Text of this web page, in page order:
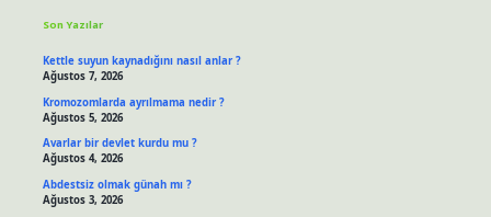
Son Yazılar
Kettle suyun kaynadığını nasıl anlar ?
Ağustos 7, 2026
Kromozomlarda ayrılmama nedir ?
Ağustos 5, 2026
Avarlar bir devlet kurdu mu ?
Ağustos 4, 2026
Abdestsiz olmak günah mı ?
Ağustos 3, 2026